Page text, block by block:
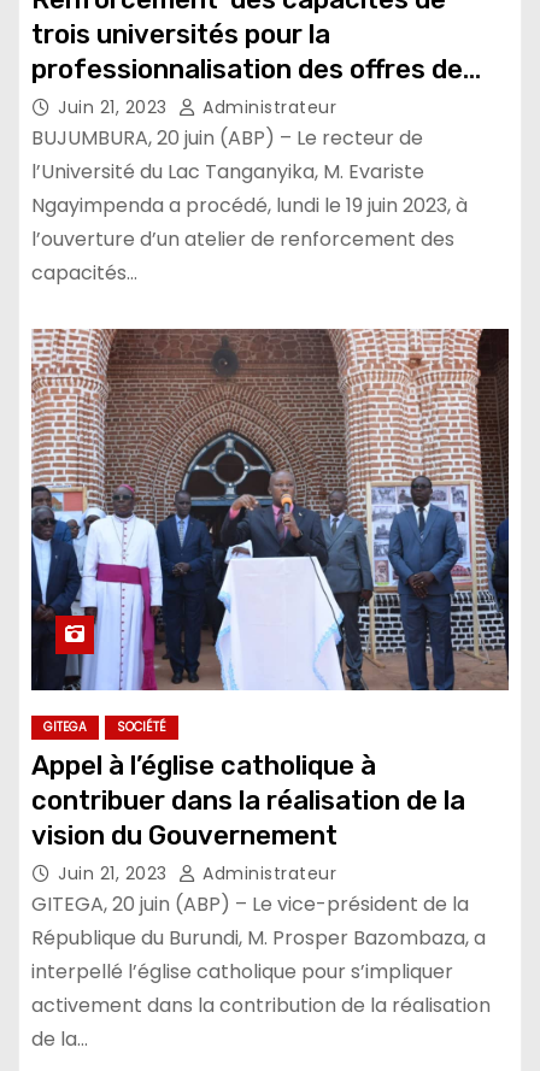
trois universités pour la
professionnalisation des offres de
formation en médias
Juin 21, 2023 Administrateur
BUJUMBURA, 20 juin (ABP) – Le recteur de
l’Université du Lac Tanganyika, M. Evariste
Ngayimpenda a procédé, lundi le 19 juin 2023, à
l’ouverture d’un atelier de renforcement des
capacités…
GITEGA SOCIÉTÉ
Appel à l’église catholique à
contribuer dans la réalisation de la
vision du Gouvernement
Juin 21, 2023 Administrateur
GITEGA, 20 juin (ABP) – Le vice-président de la
République du Burundi, M. Prosper Bazombaza, a
interpellé l’église catholique pour s’impliquer
activement dans la contribution de la réalisation
de la…